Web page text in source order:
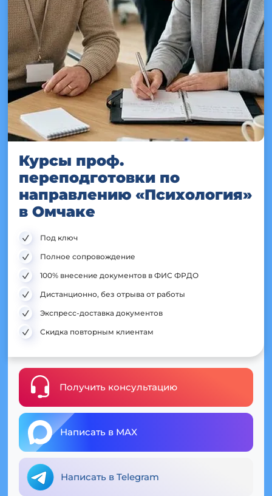
Курсы проф.
переподготовки по
направлению «Психология»
в Омчаке
Под ключ
Полное сопровождение
100% внесение документов в ФИС ФРДО
Дистанционно, без отрыва от работы
Экспресс-доставка документов
Скидка повторным клиентам
Получить консультацию
Написать в MAX
Написать в Telegram